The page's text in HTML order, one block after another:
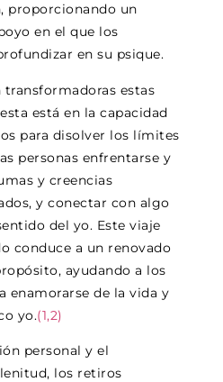
proporcionando un
en el que los
en su psique.
estas
está en la capacidad
para disolver los límites
personas enfrentarse y
y creencias
y conectar con algo
del yo. Este viaje
conduce a un renovado
ayudando a los
enamorarse de la vida y
yo.(1,2)
personal y el
los retiros